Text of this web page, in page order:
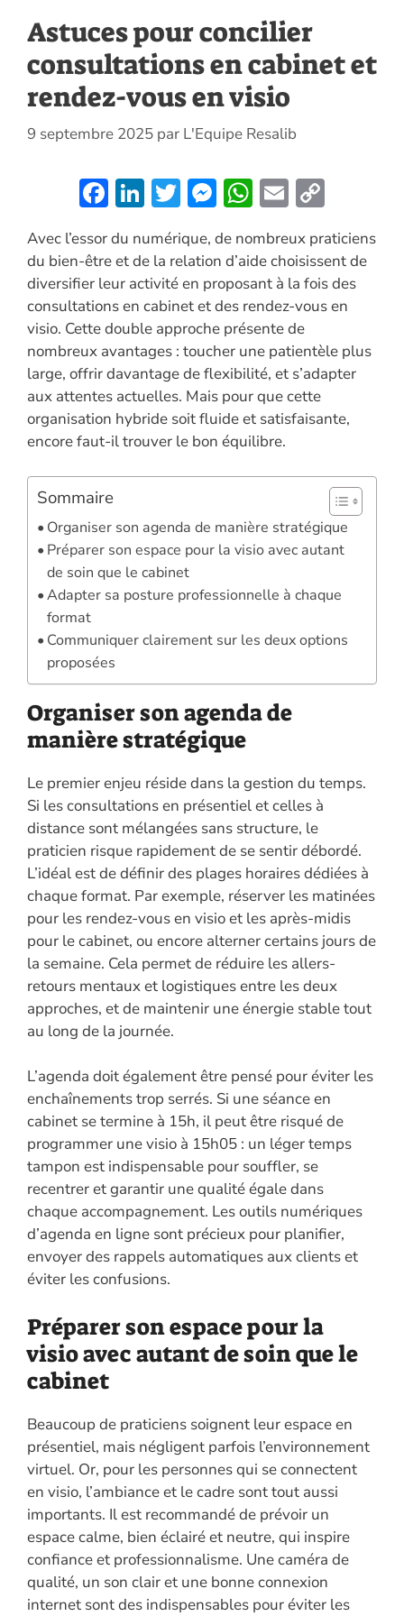
Astuces pour concilier
consultations en cabinet et
rendez-vous en visio
9 septembre 2025 par L'Equipe Resalib
F
e
b
o
o
k
Li
k
e
dI
n
T
itt
er
M
se
n
g
er
W
at
s
A
p
p
E
ai
l
p
y
Li
k
Avec l’essor du numérique, de nombreux praticiens
du bien-être et de la relation d’aide choisissent de
diversifier leur activité en proposant à la fois des
consultations en cabinet et des rendez-vous en
visio. Cette double approche présente de
nombreux avantages : toucher une patientèle plus
large, offrir davantage de flexibilité, et s’adapter
aux attentes actuelles. Mais pour que cette
organisation hybride soit fluide et satisfaisante,
encore faut-il trouver le bon équilibre.
Sommaire
Organiser son agenda de manière stratégique
Préparer son espace pour la visio avec autant
de soin que le cabinet
Adapter sa posture professionnelle à chaque
format
Communiquer clairement sur les deux options
proposées
Organiser son agenda de
manière stratégique
Le premier enjeu réside dans la gestion du temps.
Si les consultations en présentiel et celles à
distance sont mélangées sans structure, le
praticien risque rapidement de se sentir débordé.
L’idéal est de définir des plages horaires dédiées à
chaque format. Par exemple, réserver les matinées
pour les rendez-vous en visio et les après-midis
pour le cabinet, ou encore alterner certains jours de
la semaine. Cela permet de réduire les allers-
retours mentaux et logistiques entre les deux
approches, et de maintenir une énergie stable tout
au long de la journée.
L’agenda doit également être pensé pour éviter les
enchaînements trop serrés. Si une séance en
cabinet se termine à 15h, il peut être risqué de
programmer une visio à 15h05 : un léger temps
tampon est indispensable pour souffler, se
recentrer et garantir une qualité égale dans
chaque accompagnement. Les outils numériques
d’agenda en ligne sont précieux pour planifier,
envoyer des rappels automatiques aux clients et
éviter les confusions.
Préparer son espace pour la
visio avec autant de soin que le
cabinet
Beaucoup de praticiens soignent leur espace en
présentiel, mais négligent parfois l’environnement
virtuel. Or, pour les personnes qui se connectent
en visio, l’ambiance et le cadre sont tout aussi
importants. Il est recommandé de prévoir un
espace calme, bien éclairé et neutre, qui inspire
confiance et professionnalisme. Une caméra de
qualité, un son clair et une bonne connexion
internet sont des indispensables pour éviter les